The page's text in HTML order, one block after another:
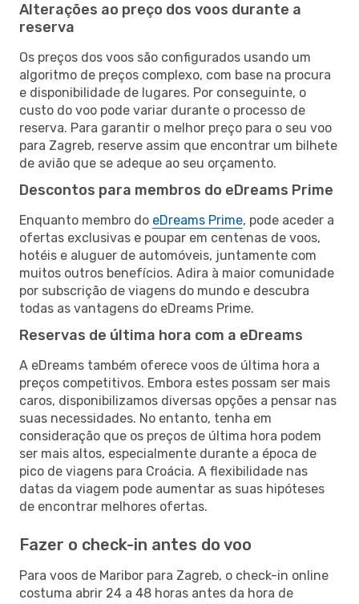
Alterações ao preço dos voos durante a
reserva
Os preços dos voos são configurados usando um
algoritmo de preços complexo, com base na procura
e disponibilidade de lugares. Por conseguinte, o
custo do voo pode variar durante o processo de
reserva. Para garantir o melhor preço para o seu voo
para Zagreb, reserve assim que encontrar um bilhete
de avião que se adeque ao seu orçamento.
Descontos para membros do eDreams Prime
Enquanto membro do eDreams Prime, pode aceder a
ofertas exclusivas e poupar em centenas de voos,
hotéis e aluguer de automóveis, juntamente com
muitos outros benefícios. Adira à maior comunidade
por subscrição de viagens do mundo e descubra
todas as vantagens do eDreams Prime.
Reservas de última hora com a eDreams
A eDreams também oferece voos de última hora a
preços competitivos. Embora estes possam ser mais
caros, disponibilizamos diversas opções a pensar nas
suas necessidades. No entanto, tenha em
consideração que os preços de última hora podem
ser mais altos, especialmente durante a época de
pico de viagens para Croácia. A flexibilidade nas
datas da viagem pode aumentar as suas hipóteses
de encontrar melhores ofertas.
Fazer o check-in antes do voo
Para voos de Maribor para Zagreb, o check-in online
costuma abrir 24 a 48 horas antes da hora de